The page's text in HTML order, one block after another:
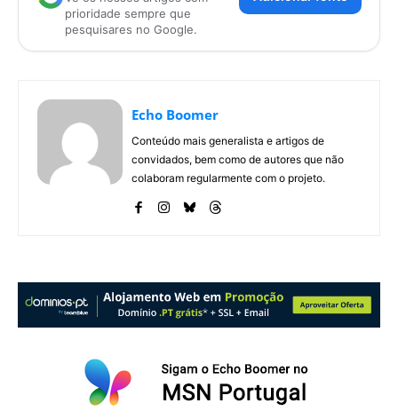
prioridade sempre que
pesquisares no Google.
Echo Boomer
Conteúdo mais generalista e artigos de
convidados, bem como de autores que não
colaboram regularmente com o projeto.